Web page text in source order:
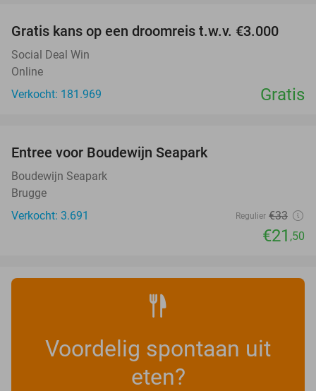
Gratis kans op een droomreis t.w.v. €3.000
Social Deal Win
Online
Verkocht: 181.969
Gratis
Entree voor Boudewijn Seapark
Boudewijn Seapark
Brugge
Verkocht: 3.691
Regulier €33
€21 ,50
Voordelig spontaan uit
eten?